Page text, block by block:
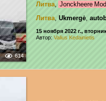
614
Литва, Jonckheere
Литва, Ukmergė,
15 ноября 2022 г.,
Автор: Valius Kedainietis